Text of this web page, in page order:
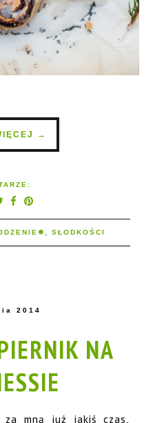
→
SŁODKOŚCI
2014
NA
mną już jakiś czas,